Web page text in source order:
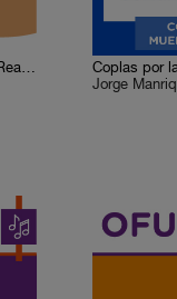
La balada de la cárcel de Reading
Jorge